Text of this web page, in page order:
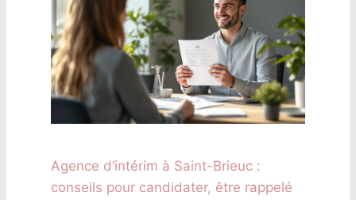
Agence d’intérim à Saint-Brieuc :
conseils pour candidater, être rappelé